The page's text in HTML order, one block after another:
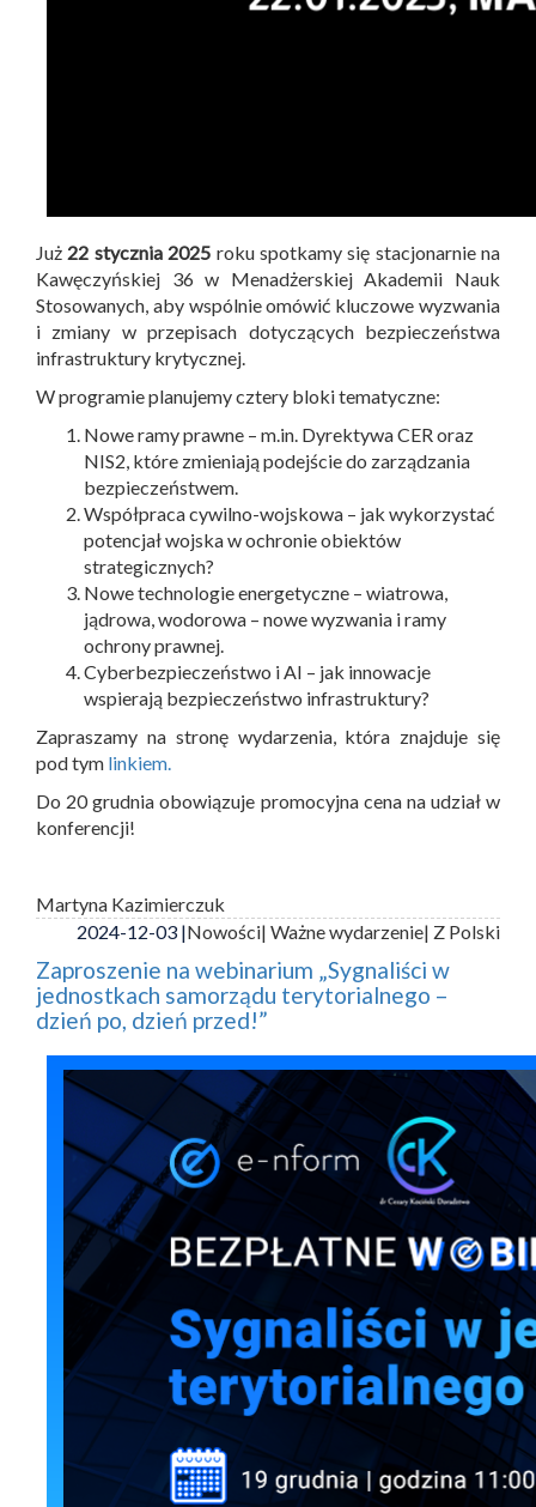
Już 22 stycznia 2025 roku spotkamy się stacjonarnie na
Kawęczyńskiej 36 w Menadżerskiej Akademii Nauk
Stosowanych, aby wspólnie omówić kluczowe wyzwania
i zmiany w przepisach dotyczących bezpieczeństwa
infrastruktury krytycznej.
W programie planujemy cztery bloki tematyczne:
Nowe ramy prawne – m.in. Dyrektywa CER oraz
NIS2, które zmieniają podejście do zarządzania
bezpieczeństwem.
Współpraca cywilno-wojskowa – jak wykorzystać
potencjał wojska w ochronie obiektów
strategicznych?
Nowe technologie energetyczne – wiatrowa,
jądrowa, wodorowa – nowe wyzwania i ramy
ochrony prawnej.
Cyberbezpieczeństwo i AI – jak innowacje
wspierają bezpieczeństwo infrastruktury?
Zapraszamy na stronę wydarzenia, która znajduje się
pod tym linkiem.
Do 20 grudnia obowiązuje promocyjna cena na udział w
konferencji!
Martyna Kazimierczuk
2024-12-03 |Nowości| Ważne wydarzenie| Z Polski
Zaproszenie na webinarium „Sygnaliści w
jednostkach samorządu terytorialnego –
dzień po, dzień przed!”